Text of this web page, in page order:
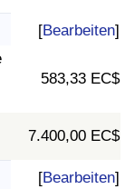
[Bearbeiten]
583,33 EC$
7.400,00 EC$
[Bearbeiten]